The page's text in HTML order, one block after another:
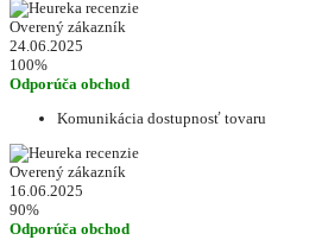
Overený zákazník
24.06.2025
100%
Odporúča obchod
Komunikácia dostupnosť tovaru
Overený zákazník
16.06.2025
90%
Odporúča obchod